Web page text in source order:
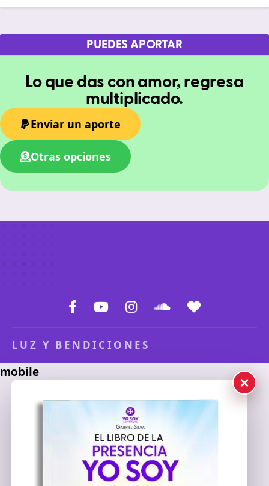
PUEDES APORTAR
Lo que das con amor, regresa
multiplicado.
Enviar un aporte
Otras opciones
LUZ Y BENDICIONES